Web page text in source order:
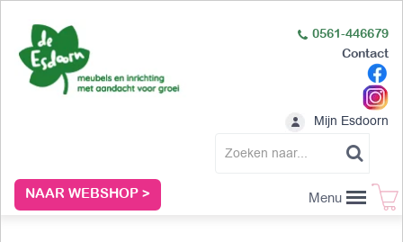
NAAR WEBSHOP >
0561-446679
Contact
Mijn Esdoorn
Menu